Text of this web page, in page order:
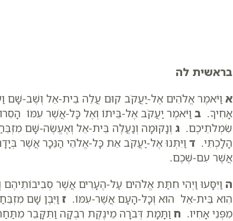
בראשית לה
א וַיֹּאמֶר אֱלֹהִים אֶל-יַעֲקֹב קוּם עֲלֵה בֵית-אֵל וְשֶׁב-
אָחִיךָ. ב וַיֹּאמֶר יַעֲקֹב אֶל-בֵּיתוֹ וְאֶל כָּל-אֲשֶׁר עִמּוֹ
שִׂמְלֹתֵיכֶם. ג וְנָקוּמָה וְנַעֲלֶה בֵּית-אֵל וְאֶעֱשֶׂה-שָּׁם
הָלָכְתִּי. ד וַיִּתְּנוּ אֶל-יַעֲקֹב אֵת כָּל-אֱלֹהֵי הַנֵּכָר אֲשֶׁר
אֲשֶׁר עִם-שְׁכֶם.
ה וַיִּסָּעוּ וַיְהִי חִתַּת אֱלֹהִים עַל-הֶעָרִים אֲשֶׁר סְבִיבוֹתֵיהֶם
הִוא בֵּית-אֵל הוּא וְכָל-הָעָם אֲשֶׁר-עִמּוֹ. ז וַיִּבֶן שָׁם
מִפְּנֵי אָחִיו. ח וַתָּמָת דְּבֹרָה מֵינֶקֶת רִבְקָה וַתִּקָּבֵר